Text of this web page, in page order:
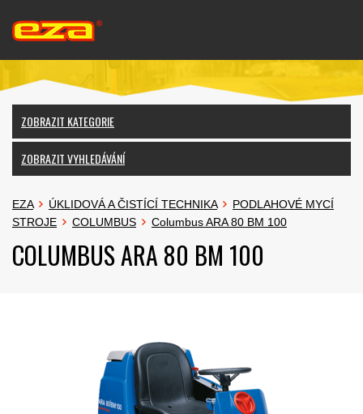
ZOBRAZIT KATEGORIE
ZOBRAZIT VYHLEDÁVÁNÍ
EZA ÚKLIDOVÁ A ČISTÍCÍ TECHNIKA
PODLAHOVÉ MYCÍ
STROJE
COLUMBUS Columbus ARA 80 BM 100
COLUMBUS ARA 80 BM 100